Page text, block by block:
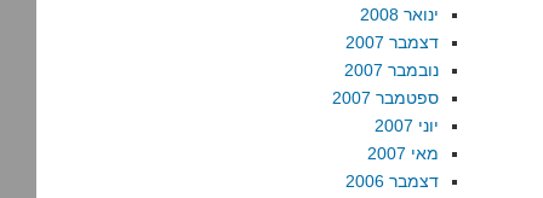
ינואר 2008
דצמבר 2007
נובמבר 2007
ספטמבר 2007
יוני 2007
מאי 2007
דצמבר 2006